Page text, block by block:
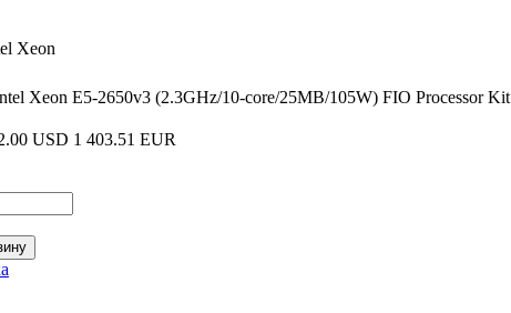
Xeon
Xeon E5-2650v3 (2.3GHz/10-core/25MB/105W) FIO Processor Kit
USD 1 403.51 EUR